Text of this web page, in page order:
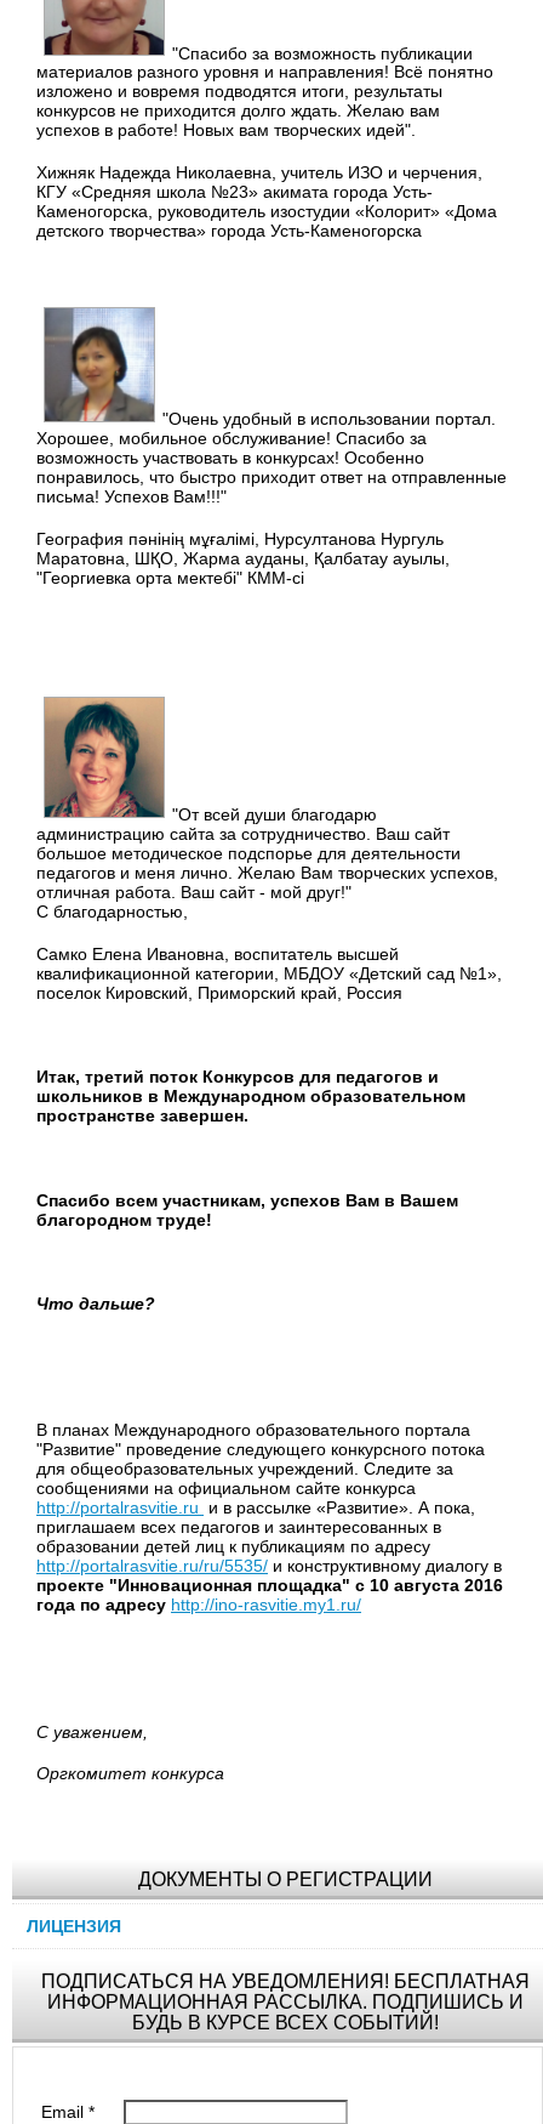
"Спасибо за возможность публикации
материалов разного уровня и направления! Всё понятно
изложено и вовремя подводятся итоги, результаты
конкурсов не приходится долго ждать. Желаю вам
успехов в работе! Новых вам творческих идей".
Хижняк Надежда Николаевна, учитель ИЗО и черчения,
КГУ «Средняя школа №23» акимата города Усть-
Каменогорска, руководитель изостудии «Колорит» «Дома
детского творчества» города Усть-Каменогорска
"Очень удобный в использовании портал.
Хорошее, мобильное обслуживание! Спасибо за
возможность участвовать в конкурсах! Особенно
понравилось, что быстро приходит ответ на отправленные
письма! Успехов Вам!!!"
География пәнінің мұғалімі, Нурсултанова Нургуль
Маратовна, ШҚО, Жарма ауданы, Қалбатау ауылы,
"Георгиевка орта мектебі" КММ-сі
"От всей души благодарю
администрацию сайта за сотрудничество. Ваш сайт
большое методическое подспорье для деятельности
педагогов и меня лично. Желаю Вам творческих успехов,
отличная работа. Ваш сайт - мой друг!"
С благодарностью,
Самко Елена Ивановна, воспитатель высшей
квалификационной категории, МБДОУ «Детский сад №1»,
поселок Кировский, Приморский край, Россия
Итак, третий поток Конкурсов для педагогов и
школьников в Международном образовательном
пространстве завершен.
Спасибо всем участникам, успехов Вам в Вашем
благородном труде!
Что дальше?
В планах Международного образовательного портала
"Развитие" проведение следующего конкурсного потока
для общеобразовательных учреждений. Следите за
сообщениями на официальном сайте конкурса
http://portalrasvitie.ru
и в рассылке «Развитие». А пока,
приглашаем всех педагогов и заинтересованных в
образовании детей лиц к публикациям по адресу
http://portalrasvitie.ru/ru/5535/ и конструктивному диалогу в
проекте "Инновационная площадка" с 10 августа 2016
года по адресу http://ino-rasvitie.my1.ru/
С уважением,
Оргкомитет конкурса
ДОКУМЕНТЫ О РЕГИСТРАЦИИ
ЛИЦЕНЗИЯ
ПОДПИСАТЬСЯ НА УВЕДОМЛЕНИЯ! БЕСПЛАТНАЯ
ИНФОРМАЦИОННАЯ РАССЫЛКА. ПОДПИШИСЬ И
БУДЬ В КУРСЕ ВСЕХ СОБЫТИЙ!
Email*